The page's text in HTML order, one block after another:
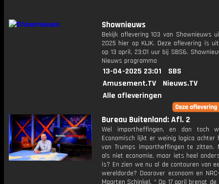
Shownieuws
Bekijk aflevering 103 van Shownieuws
2025 hier op KIJK. Deze aflevering is
op 13 april, 23:01 uur bij SBS6.
Nieuws programma
13-04-2025 23:01
SBS
Amusement.TV
Nieuws.TV
Alle afleveringen
Bureau Buitenland: Afl. 2
Wel importheffingen, en dan toch
Economisch lijkt er weinig logica achter
van Trumps importheffingen te zitten.
als niet economie, maar iets heel
is? En zien we nu al de contouren van
wereldorde? Daarover econoom en
Maarten Schinkel. * Op 17 april brengt